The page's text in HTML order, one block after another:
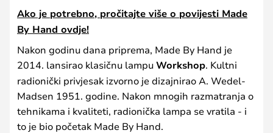
Ako je potrebno, pročitajte više o povijesti Made
By Hand ovdje!
Nakon godinu dana priprema, Made By Hand je
2014. lansirao klasičnu lampuWorkshop. Kultni
radionički privjesak izvorno je dizajnirao A. Wedel-
Madsen 1951. godine. Nakon mnogih razmatranja o
tehnikama i kvaliteti, radionička lampa se vratila - i
to je bio početak Made By Hand.